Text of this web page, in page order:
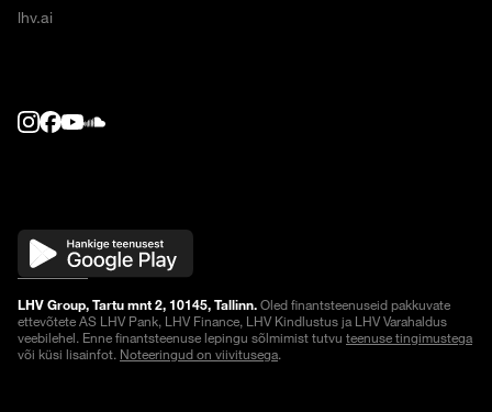
lhv.ai
LHV Group, Tartu mnt 2, 10145, Tallinn.Oled finantsteenuseid pakkuvate
ettevõtete AS LHV Pank, LHV Finance, LHV Kindlustus ja LHV Varahaldus
veebilehel. Enne finantsteenuse lepingu sõlmimist tutvu teenuse tingimustega
või küsi lisainfot. Noteeringud on viivitusega.